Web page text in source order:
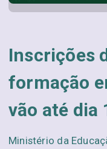
Inscrições
formação
vão até dia
Ministério da